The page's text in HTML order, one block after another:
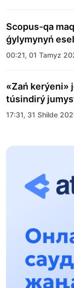
Scopus-qa
ǵylymynyń
00:21, 01 Tamyz
«Zań kerýeni»
túsindirý
17:31, 31 Shilde
Halyqaralyq
13:13, 30 Shilde
12:01, 28 Shilde
Abzal
túrmesine